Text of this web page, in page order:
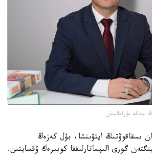
جەكە مۇراعاتىنان
ىسقاقوۆتىڭ ايتۋىنشا، بۇل كەزەڭ
گورى الىپساتارلىققا كوبىرەك ۇقسايتىن.